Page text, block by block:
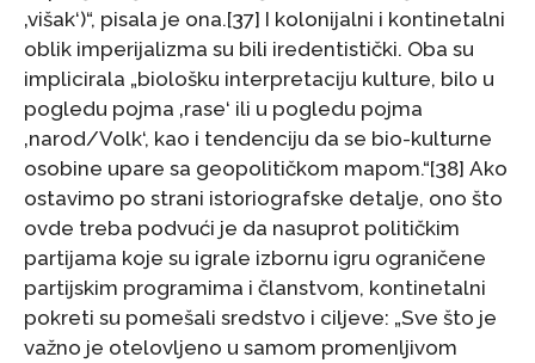
‚višak‘)“, pisala je ona.[37] I kolonijalni i kontinetalni
oblik imperijalizma su bili iredentistički. Oba su
implicirala „biološku interpretaciju kulture, bilo u
pogledu pojma ‚rase‘ ili u pogledu pojma
‚narod/Volk‘, kao i tendenciju da se bio-kulturne
osobine upare sa geopolitičkom mapom.“[38] Ako
ostavimo po strani istoriografske detalje, ono što
ovde treba podvući je da nasuprot političkim
partijama koje su igrale izbornu igru ograničene
partijskim programima i članstvom, kontinetalni
pokreti su pomešali sredstvo i ciljeve: „Sve što je
važno je otelovljeno u samom promenljivom